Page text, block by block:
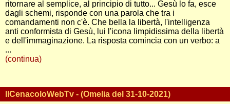
ritornare al semplice, al principio di tutto... Gesù lo fa, esce
dagli schemi, risponde con una parola che tra i
comandamenti non c'è. Che bella la libertà, l'intelligenza
anti conformista di Gesù, lui l'icona limpidissima della libertà
e dell'immaginazione. La risposta comincia con un verbo: a
...
(continua)
IlCenacoloWebTv - (Omelia del 31-10-2021)